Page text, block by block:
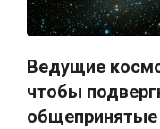
Ведущие
чтобы
общепринятые